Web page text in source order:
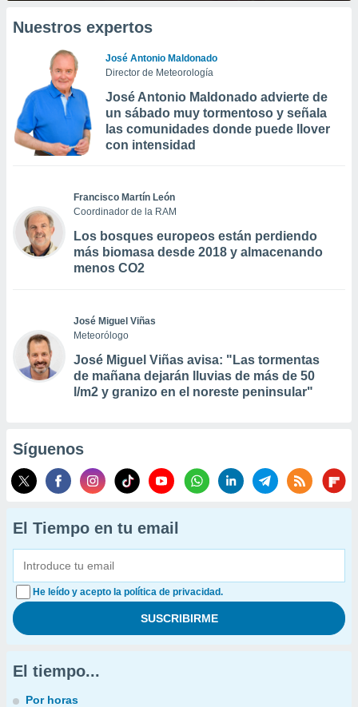
Nuestros expertos
José Antonio Maldonado
Director de Meteorología
José Antonio Maldonado advierte de
un sábado muy tormentoso y señala
las comunidades donde puede llover
con intensidad
Francisco Martín León
Coordinador de la RAM
Los bosques europeos están perdiendo
más biomasa desde 2018 y almacenando
menos CO2
José Miguel Viñas
Meteorólogo
José Miguel Viñas avisa: "Las tormentas
de mañana dejarán lluvias de más de 50
l/m2 y granizo en el noreste peninsular"
Síguenos
El Tiempo en tu email
He leído y acepto la política de privacidad.
El tiempo...
Por horas